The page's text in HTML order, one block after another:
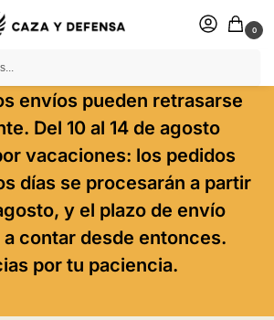
0
envíos pueden retrasarse
Del 10 al 14 de agosto
vacaciones: los pedidos
días se procesarán a partir
y el plazo de envío
contar desde entonces.
por tu paciencia.